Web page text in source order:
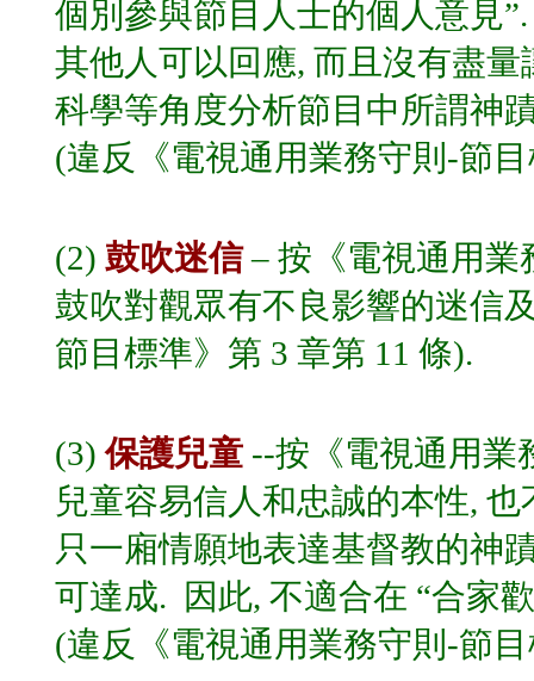
個別參與節目人士的個人意見
其他人可以回應, 而且沒有盡
科學等角度分析節目中所謂神
(違反《電視通用業務守則-節
(2) 鼓吹迷信– 按《電視通用業
鼓吹對觀眾有不良影響的迷信
節目標準》第 3 章第 11 條).
(3) 保護兒童 --按《電視通用業
兒童容易信人和忠誠的本性,
只一廂情願地表達基督教的神
可達成. 因此, 不適合在 “合家
(違反《電視通用業務守則-節